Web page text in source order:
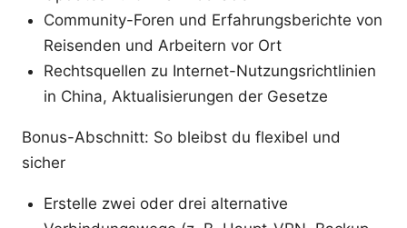
Community-Foren und Erfahrungsberichte von
Reisenden und Arbeitern vor Ort
Rechtsquellen zu Internet-Nutzungsrichtlinien
in China, Aktualisierungen der Gesetze
Bonus-Abschnitt: So bleibst du flexibel und
sicher
Erstelle zwei oder drei alternative